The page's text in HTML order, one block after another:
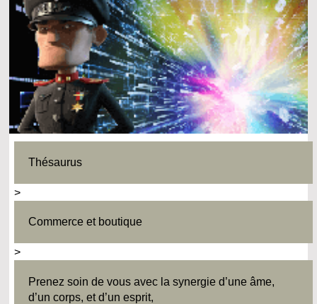
Thésaurus
>
Commerce et boutique
>
Prenez soin de vous avec la synergie d’une âme,
d’un corps, et d’un esprit,